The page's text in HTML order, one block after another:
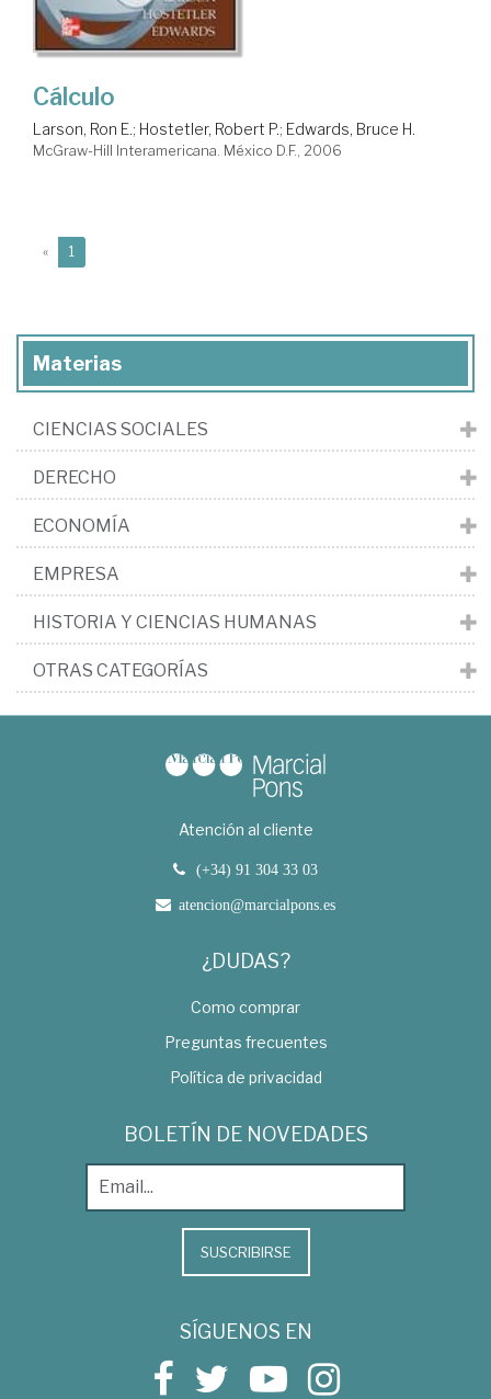
Cálculo
Larson, Ron E.; Hostetler, Robert P.; Edwards, Bruce H.
McGraw-Hill Interamericana. México D.F., 2006
« 1
Materias
CIENCIAS SOCIALES
DERECHO
ECONOMÍA
EMPRESA
HISTORIA Y CIENCIAS HUMANAS
OTRAS CATEGORÍAS
Atención al cliente
(+34) 91 304 33 03
atencion@marcialpons.es
¿DUDAS?
Como comprar
Preguntas frecuentes
Política de privacidad
BOLETÍN DE NOVEDADES
SUSCRIBIRSE
SÍGUENOS EN